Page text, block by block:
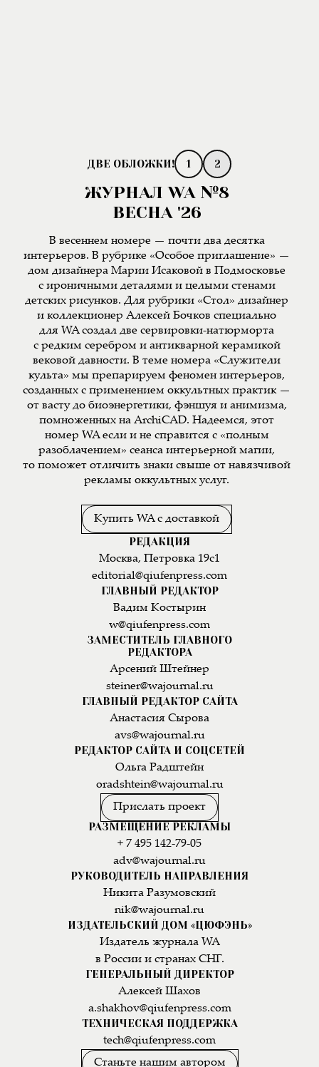
1 2
ЖУРНАЛ WA №8
ВЕСНА '26
В весеннем номере — почти два десятка
интерьеров. В рубрике «Особое приглашение» —
дом дизайнера Марии Исаковой в Подмосковье
с ироничными деталями и целыми стенами
детских рисунков. Для рубрики «Стол» дизайнер
и коллекционер Алексей Бочков специально
для WA создал две сервировки-натюрморта
с редким серебром и антикварной керамикой
вековой давности. В теме номера «Служители
культа» мы препарируем феномен интерьеров,
созданных с применением оккультных практик —
от васту до биоэнергетики, фэншуя и анимизма,
помноженных на ArchiCAD. Надеемся, этот
номер WA если и не справится с «полным
разоблачением» сеанса интерьерной магии,
то поможет отличить знаки свыше от навязчивой
рекламы оккультных услуг.
Купить WA с доставкой
РЕДАКЦИЯ
Москва, Петровка 19с1
editorial@qiufenpress.com
ГЛАВНЫЙ РЕДАКТОР
Вадим Костырин
w@qiufenpress.com
ЗАМЕСТИТЕЛЬ ГЛАВНОГО
РЕДАКТОРА
Арсений Штейнер
steiner@wajournal.ru
ГЛАВНЫЙ РЕДАКТОР САЙТА
Анастасия Сырова
avs@wajournal.ru
РЕДАКТОР САЙТА И СОЦСЕТЕЙ
Ольга Радштейн
oradshtein@wajournal.ru
Прислать проект
РАЗМЕЩЕНИЕ РЕКЛАМЫ
+ 7 495 142-79-05
adv@wajournal.ru
РУКОВОДИТЕЛЬ НАПРАВЛЕНИЯ
Никита Разумовский
nik@wajournal.ru
ИЗДАТЕЛЬСКИЙ ДОМ «ЦЮФЭНЬ»
Издатель журнала WA
в России и странах СНГ.
ГЕНЕРАЛЬНЫЙ ДИРЕКТОР
Алексей Шахов
a.shakhov@qiufenpress.com
ТЕХНИЧЕСКАЯ ПОДДЕРЖКА
tech@qiufenpress.com
Станьте нашим автором